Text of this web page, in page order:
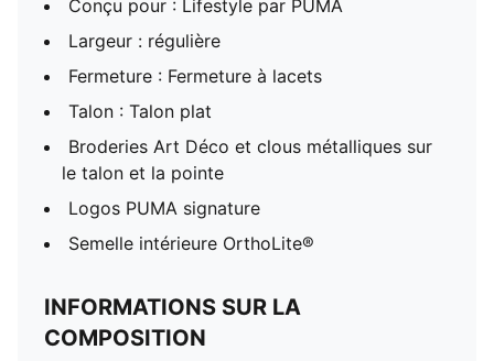
Conçu pour : Lifestyle par PUMA
Largeur : régulière
Fermeture : Fermeture à lacets
Talon : Talon plat
Broderies Art Déco et clous métalliques sur
le talon et la pointe
Logos PUMA signature
Semelle intérieure OrthoLite®
INFORMATIONS SUR LA
COMPOSITION